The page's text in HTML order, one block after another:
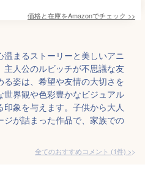
価格と在庫をAmazonでチェック >>
温まるストーリーと美しいアニ
主人公のルビッチが不思議な友
姿は、希望や友情の大切さを
界観や色彩豊かなビジュアル
象を与えます。子供から大人
ジが詰まった作品で、家族での
全てのおすすめコメント (1件) >